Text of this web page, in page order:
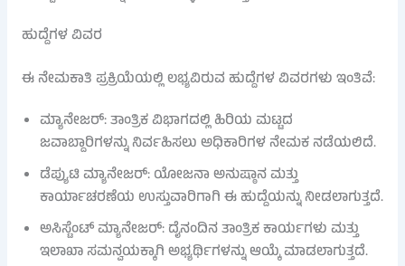
ಹುದ್ದೆಗಳ ವಿವರ
ಈ ನೇಮಕಾತಿ ಪ್ರಕ್ರಿಯೆಯಲ್ಲಿ ಲಭ್ಯವಿರುವ ಹುದ್ದೆಗಳ ವಿವರಗಳು ಇಂತಿವೆ:
ಮ್ಯಾನೇಜರ್: ತಾಂತ್ರಿಕ ವಿಭಾಗದಲ್ಲಿ ಹಿರಿಯ ಮಟ್ಟದ
ಜವಾಬ್ದಾರಿಗಳನ್ನು ನಿರ್ವಹಿಸಲು ಅಧಿಕಾರಿಗಳ ನೇಮಕ ನಡೆಯಲಿದೆ.
ಡೆಪ್ಯುಟಿ ಮ್ಯಾನೇಜರ್: ಯೋಜನಾ ಅನುಷ್ಠಾನ ಮತ್ತು
ಕಾರ್ಯಾಚರಣೆಯ ಉಸ್ತುವಾರಿಗಾಗಿ ಈ ಹುದ್ದೆಯನ್ನು ನೀಡಲಾಗುತ್ತದೆ.
ಅಸಿಸ್ಟೆಂಟ್ ಮ್ಯಾನೇಜರ್: ದೈನಂದಿನ ತಾಂತ್ರಿಕ ಕಾರ್ಯಗಳು ಮತ್ತು
ಇಲಾಖಾ ಸಮನ್ವಯಕ್ಕಾಗಿ ಅಭ್ಯರ್ಥಿಗಳನ್ನು ಆಯ್ಕೆ ಮಾಡಲಾಗುತ್ತದೆ.